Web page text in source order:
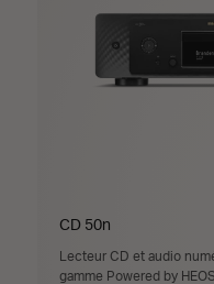
CD 50n
Lecteur CD et audio
gamme Powered by